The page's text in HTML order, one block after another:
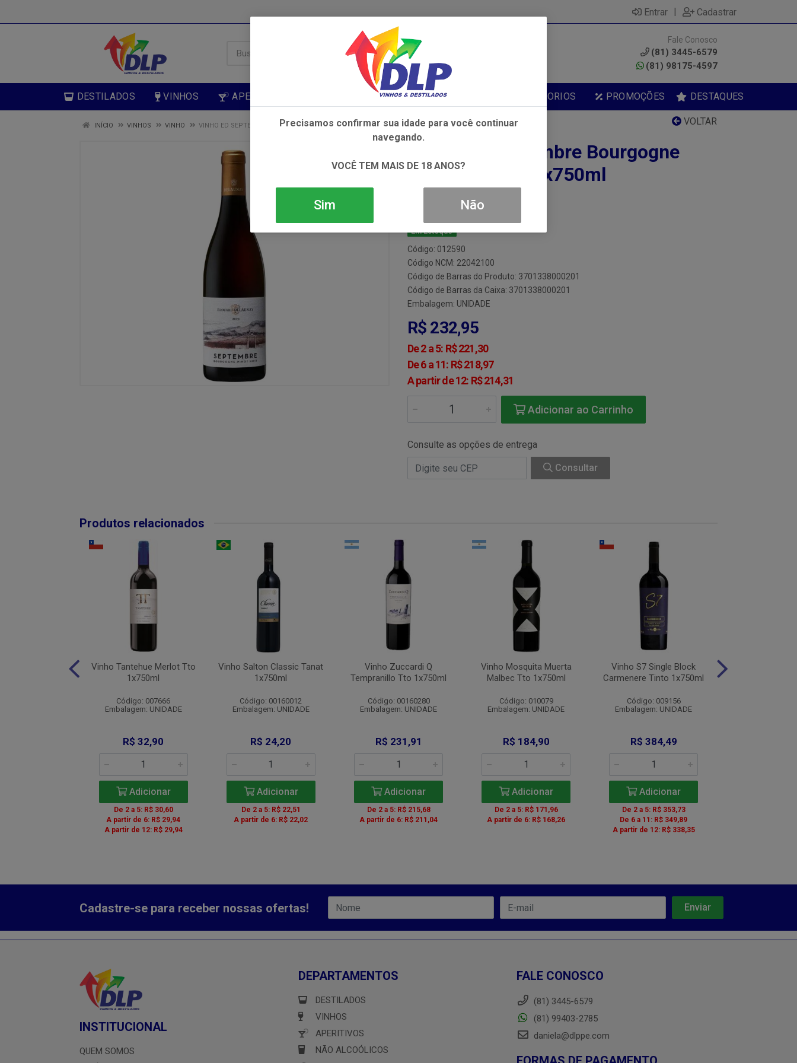
Entrar | Cadastrar
Fale Conosco
(81) 3445-6579
(81) 98175-4597
DESTILADOS VINHOS APERITIVOS NÃO ALCOÓLICOS ALIMENTOS ACESSORIOS PROMOÇÕES DESTAQUES
VOLTAR
INÍCIO VINHOS VINHO VINHO ED SEPTEMBRE BOURGOGNE PINOT NOIR TTO 1X750ML
Vinho Ed Septembre Bourgogne
Pinot Noir Tto 1x750ml
Em Estoque
Código: 012590
Código NCM: 22042100
Código de Barras do Produto: 3701338000201
Código de Barras da Caixa: 3701338000201
Embalagem: UNIDADE
R$ 232,95
De 2 a 5: R$ 221,30
De 6 a 11: R$ 218,97
A partir de 12: R$ 214,31
Adicionar ao Carrinho
Consulte as opções de entrega
Consultar
Produtos relacionados
Rojo Reserva
Vinho Tantehue Merlot Tto
1x750ml
Código: 007666
Embalagem: UNIDADE
R$ 32,90
Adicionar
De 2 a 5: R$ 30,60
A partir de 6: R$ 29,94
A partir de 12: R$ 29,94
Vinho Salton Classic Tanat
1x750ml
Código: 00160012
Embalagem: UNIDADE
R$ 24,20
Adicionar
De 2 a 5: R$ 22,51
A partir de 6: R$ 22,02
Vinho Zuccardi Q
Tempranillo Tto 1x750ml
Código: 00160280
Embalagem: UNIDADE
R$ 231,91
Adicionar
De 2 a 5: R$ 215,68
A partir de 6: R$ 211,04
Vinho Mosquita Muerta
Malbec Tto 1x750ml
Código: 010079
Embalagem: UNIDADE
R$ 184,90
Adicionar
De 2 a 5: R$ 171,96
A partir de 6: R$ 168,26
Vinho S7 Single Block
Carmenere Tinto 1x750ml
Código: 009156
Embalagem: UNIDADE
R$ 384,49
Adicionar
De 2 a 5: R$ 353,73
De 6 a 11: R$ 349,89
A partir de 12: R$ 338,35
Cadastre-se para receber nossas ofertas!
INSTITUCIONAL
QUEM SOMOS
DEPARTAMENTOS
DESTILADOS
VINHOS
APERITIVOS
NÃO ALCOÓLICOS
FALE CONOSCO
(81) 3445-6579
(81) 99403-2785
daniela@dlppe.com
Precisamos confirmar sua idade para você continuar
navegando.
VOCÊ TEM MAIS DE 18 ANOS?
Sim Não